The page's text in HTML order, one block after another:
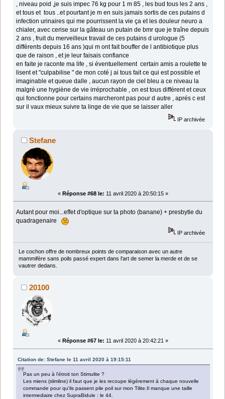
, niveau poid ,je suis impec 76 kg pour 1 m 85 , les bud tous les 2 ans ,
et tous et tous ..et pourtant je m en suis jamais sortis de ces putains d
infection urinaires qui me pourrissent la vie ça et les douleur neuro a
chialer, avec cerise sur la gâteau un putain de bmr que je traîne depuis
2 ans , fruit du merveilleux travail de ces putains d urologue (5
différents depuis 16 ans )qui m ont fait bouffer de l antibiotique plus
que de raison , et je leur faisais confiance
en faite je raconte ma life , si éventuellement certain amis a roulette te
lisent et "culpabilise " de mon coté j ai tous fait ce qui est possible et
imaginable et queue dalle , aucun rayon de ciel bleu a ce niveau la
malgré une hygiène de vie irréprochable , on est tous différent et ceux
qui fonctionne pour certains marcheront pas pour d autre , aprés c est
sur il vaux mieux suivre ta linge de vie que se laisser aller
IP archivée
Stefane
« Réponse #68 le: 11 avril 2020 à 20:50:15 »
Autant pour moi...effet d'optique sur ta photo (banane) + presbytie du
quadragenaire
IP archivée
Le cochon offre de nombreux points de comparaison avec un autre
mammifère sans poils passé expert dans l'art de semer la merde et de se
vautrer dedans.
20100
« Réponse #67 le: 11 avril 2020 à 20:42:21 »
Citation de: Stefane le 11 avril 2020 à 19:15:11
Pas un peu à l'étroit ton Stimulite ?
Les miens (slimline) il faut que je les recoupe légérement à chaque nouvelle
commande pour qu'ils passent pile poil sur mon Tilite.Il manque une taille
intermediaire chez SupraBidule : le 44.